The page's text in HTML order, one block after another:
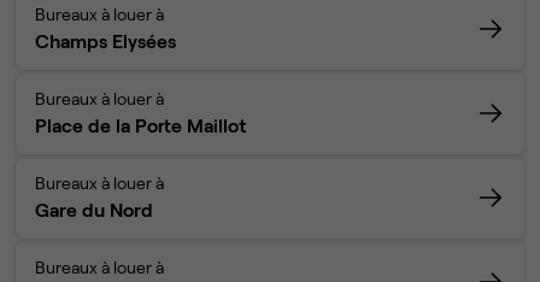
Bureaux à louer à
Champs Elysées
Bureaux à louer à
Place de la Porte Maillot
Bureaux à louer à
Gare du Nord
Bureaux à louer à